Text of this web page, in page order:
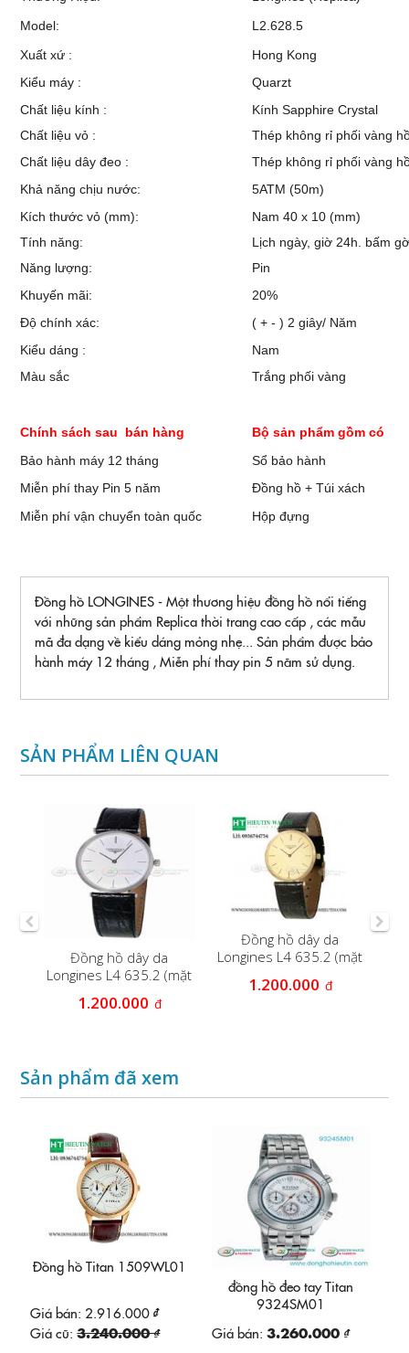
Model:
L2.628.5
Xuất xứ :
Hong Kong
Kiểu máy :
Quarzt
Chất liệu kính :
Kính Sapphire Crystal
Chất liệu vỏ :
Thép không rỉ phối vàng
Chất liệu dây đeo :
Thép không rỉ phối vàng
Khả năng chịu nước:
5ATM (50m)
Kích thước vỏ (mm):
Nam 40 x 10 (mm)
Tính năng:
Lịch ngày, giờ 24h. bấm
Năng lượng:
Pin
Khuyến mãi:
20%
Độ chính xác:
( + - ) 2 giây/ Năm
Kiểu dáng :
Nam
Màu sắc
Trắng phối vàng
Chính sách sau bán hàng
Bộ sản phẩm gồm có
Bảo hành máy 12 tháng
Sổ bảo hành
Miễn phí thay Pin 5 năm
Đồng hồ + Túi xách
Miễn phí vận chuyển toàn quốc
Hộp đựng
Đồng hồ LONGINES - Một thương hiệu đồng hồ nổi tiếng
với những sản phẩm Replica thời trang cao cấp , các mẫu
mã đa dạng về kiểu dáng mỏng nhẹ... Sản phẩm được bảo
hành máy 12 tháng , Miễn phí thay pin 5 năm sử dụng.
SẢN PHẨM LIÊN QUAN
Đồng hồ dây da
Longines L4 635.2 (mặt
1.200.000 đ
Đồng hồ dây da
Longines L4 635.2 (mặt
1.200.000 đ
Sản phẩm đã xem
Đồng hồ Titan 1509WL01
Giá bán: 2.916.000 ₫
Giá cũ: 3.240.000 ₫
đồng hồ đeo tay Titan
9324SM01
Giá bán: 3.260.000 ₫